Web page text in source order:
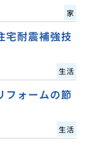
家
宅耐震補強技
生活
フォームの節
生活